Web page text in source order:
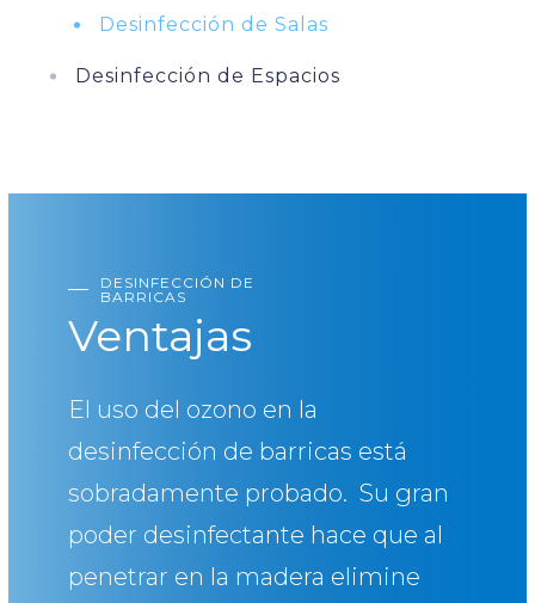
Desinfección de Salas
Desinfección de Espacios
DESINFECCIÓN DE
BARRICAS
Ventajas
El uso del ozono en la
desinfección de barricas está
sobradamente probado. Su gran
poder desinfectante hace que al
penetrar en la madera elimine